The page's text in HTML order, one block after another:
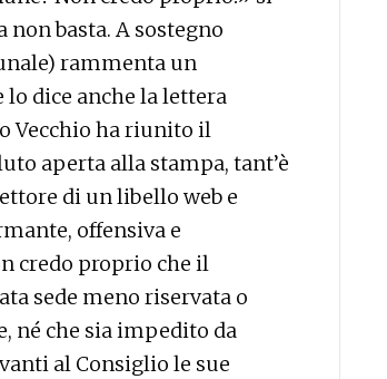
basta. A sostegno
rammenta un
lo dice anche la lettera
Vecchio ha riunito il
aperta alla stampa, tant’è
di un libello web e
offensiva e
credo proprio che il
sede meno riservata o
né che sia impedito da
al Consiglio le sue